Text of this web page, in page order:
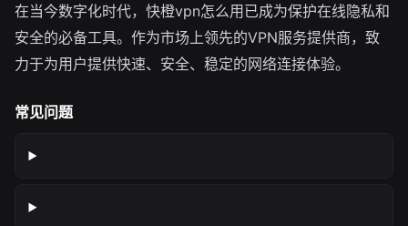
在当今数字化时代，快橙vpn怎么用已成为保护在线隐私和
安全的必备工具。作为市场上领先的VPN服务提供商，致
力于为用户提供快速、安全、稳定的网络连接体验。
常见问题